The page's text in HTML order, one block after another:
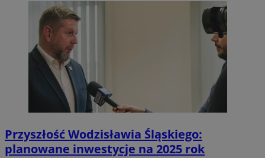
Przyszłość Wodzisławia Śląskiego:
planowane inwestycje na 2025 rok